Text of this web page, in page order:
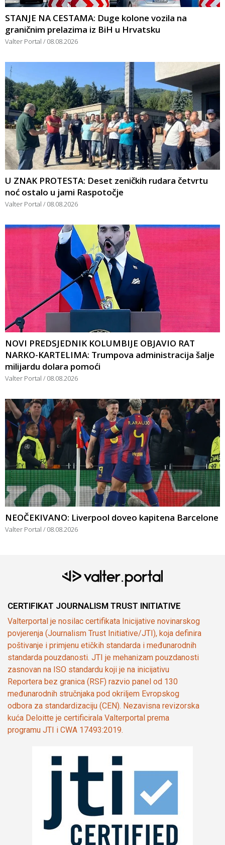
STANJE NA CESTAMA: Duge kolone vozila na
graničnim prelazima iz BiH u Hrvatsku
Valter Portal 08.08.2026
U ZNAK PROTESTA: Deset zeničkih rudara četvrtu
noć ostalo u jami Raspotočje
Valter Portal 08.08.2026
NOVI PREDSJEDNIK KOLUMBIJE OBJAVIO RAT
NARKO-KARTELIMA: Trumpova administracija šalje
milijardu dolara pomoći
Valter Portal 08.08.2026
NEOČEKIVANO: Liverpool doveo kapitena Barcelone
Valter Portal 08.08.2026
CERTIFIKAT JOURNALISM TRUST INITIATIVE
Valterportal je nosilac certifikata Inicijative novinarskog
povjerenja (Journalism Trust Initiative/JTI), koja definira
poštivanje i primjenu etičkih standarda i međunarodnih
standarda pouzdanosti. JTI je mehanizam pouzdanosti
zasnovan na ISO standardu koji je na inicijativu
Reportera bez granica (RSF) razvio panel od 130
međunarodnih stručnjaka pod okriljem Evropskog
odbora za standardizaciju (CEN). Nezavisna revizorska
kuća Deloitte je certificirala Valterportal prema
programu JTI i CWA 17493:2019.